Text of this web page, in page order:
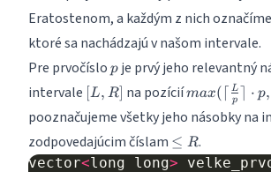
Eratostenom, a každým z nich
ktoré sa nachádzajú v našom intervale.
Pre prvočíslo p
p je prvý jeho relevantný
intervale [L,R]
[L, R] na pozíciímax(\lceil
\frac{L}
{p} \rceil
\cdot
p,p^2)
max(⌈ p
L⌉ ⋅ p,
pooznačujeme všetky jeho násobky na
zodpovedajúcim číslam \leq
R
≤ R.
vector<long long>